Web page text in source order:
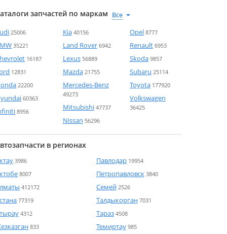
запчастей по маркам
25006
35221
16187
12831
22200
60363
8956
Kia 40156
Land Rover 6942
Lexus 56889
Mazda 21755
Mercedes-Benz
49273
Mitsubishi 47737
Nissan 56296
Opel 8777
Renault 6953
Skoda 9857
Subaru 25114
Toyota 177920
Volkswagen
36425
в регионах
3986
8007
412172
77319
4312
833
Павлодар 19954
Петропавловск 3840
Семей 2526
Талдыкорган 7031
Тараз 4508
Темиртау 985